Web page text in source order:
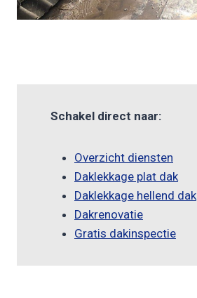
Schakel direct naar:
Overzicht diensten
Daklekkage plat dak
Daklekkage hellend dak
Dakrenovatie
Gratis dakinspectie